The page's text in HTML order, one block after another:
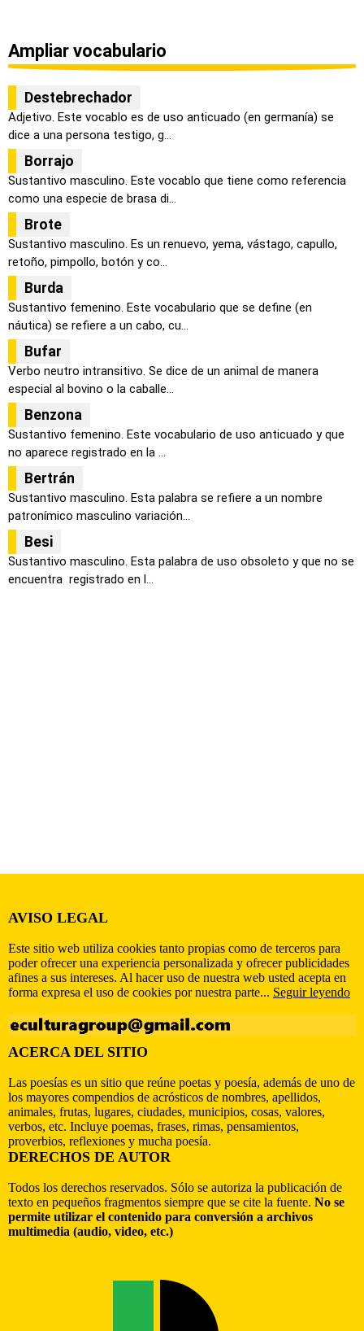
Ampliar vocabulario
Destebrechador
Adjetivo. Este vocablo es de uso anticuado (en germanía) se
dice a una persona testigo, g...
Borrajo
Sustantivo masculino. Este vocablo que tiene como referencia
como una especie de brasa di...
Brote
Sustantivo masculino. Es un renuevo, yema, vástago, capullo,
retoño, pimpollo, botón y co...
Burda
Sustantivo femenino. Este vocabulario que se define (en
náutica) se refiere a un cabo, cu...
Bufar
Verbo neutro intransitivo. Se dice de un animal de manera
especial al bovino o la caballe...
Benzona
Sustantivo femenino. Este vocabulario de uso anticuado y que
no aparece registrado en la ...
Bertrán
Sustantivo masculino. Esta palabra se refiere a un nombre
patronímico masculino variación...
Besi
Sustantivo masculino. Esta palabra de uso obsoleto y que no se
encuentra registrado en l...
AVISO LEGAL
Este sitio web utiliza cookies tanto propias como de terceros para
poder ofrecer una experiencia personalizada y ofrecer publicidades
afines a sus intereses. Al hacer uso de nuestra web usted acepta en
forma expresa el uso de cookies por nuestra parte... Seguir leyendo
ACERCA DEL SITIO
Las poesías es un sitio que reúne poetas y poesía, además de uno de
los mayores compendios de acrósticos de nombres, apellidos,
animales, frutas, lugares, ciudades, municipios, cosas, valores,
verbos, etc. Incluye poemas, frases, rimas, pensamientos,
proverbios, reflexiones y mucha poesía.
DERECHOS DE AUTOR
Todos los derechos reservados. Sólo se autoriza la publicación de
texto en pequeños fragmentos siempre que se cite la fuente. No se
permite utilizar el contenido para conversión a archivos
multimedia (audio, video, etc.)